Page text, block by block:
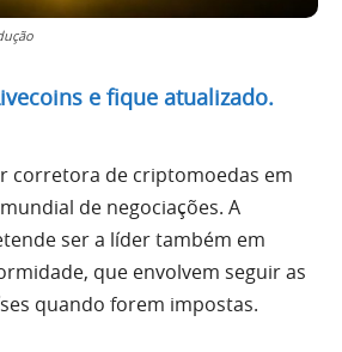
e fique atualizado.
corretora de criptomoedas em
de negociações. A
ser a líder também em
que envolvem seguir as
quando forem impostas.